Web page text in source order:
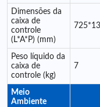
Dimensões da
caixa de
controle
(L*A*P) (mm)
Peso líquido da
caixa de
controle (kg)
7
Meio
Ambiente